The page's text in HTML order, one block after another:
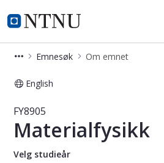
NTNU Hjemmeside
Studier
Emnesøk Om emnet
English
Emne - Materialfysikk
FY8905
Materialfysikk
Velg studieår